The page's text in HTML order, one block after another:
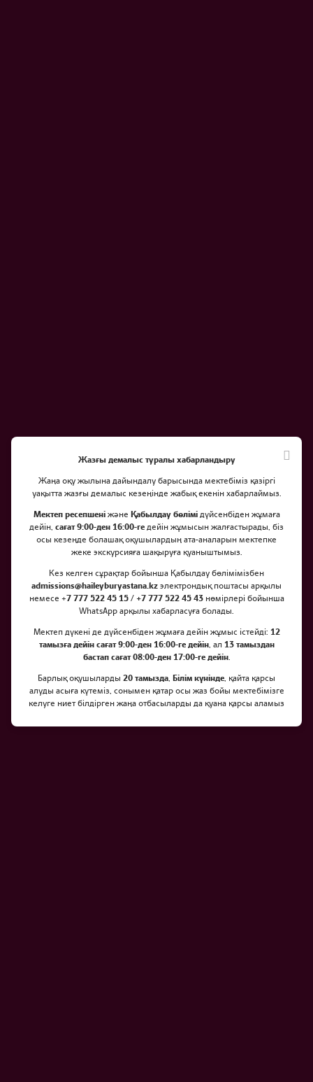
Дүниежүзілік кітап күніне
арналған шеру
Жазғы демалыс туралы хабарландыру
Жаңа оқу жылына дайындалу барысында мектебіміз қазіргі
уақытта жазғы демалыс кезеңінде жабық екенін хабарлаймыз.
Мектеп ресепшеніжәне Қабылдау бөлімідүйсенбіден жұмаға
дейін, сағат 9:00-ден 16:00-ге дейін жұмысын жалғастырады, біз
осы кезеңде болашақ оқушылардың ата-аналарын мектепке
жеке экскурсияға шақыруға қуаныштымыз.
Кез келген сұрақтар бойынша Қабылдау бөлімімізбен
admissions@haileyburyastana.kz электрондық поштасы арқылы
немесе +7 777 522 45 15 / +7 777 522 45 43нөмірлері бойынша
WhatsApp арқылы хабарласуға болады.
Мектеп дүкені де дүйсенбіден жұмаға дейін жұмыс істейді: 12
тамызға дейін сағат 9:00-ден 16:00-ге дейін, ал 13 тамыздан
бастап сағат 08:00-ден 17:00-ге дейін.
Барлық оқушыларды 20 тамызда, Білім күнінде, қайта қарсы
алуды асыға күтеміз, сонымен қатар осы жаз бойы мектебімізге
келуге ниет білдірген жаңа отбасыларды да қуана қарсы аламыз